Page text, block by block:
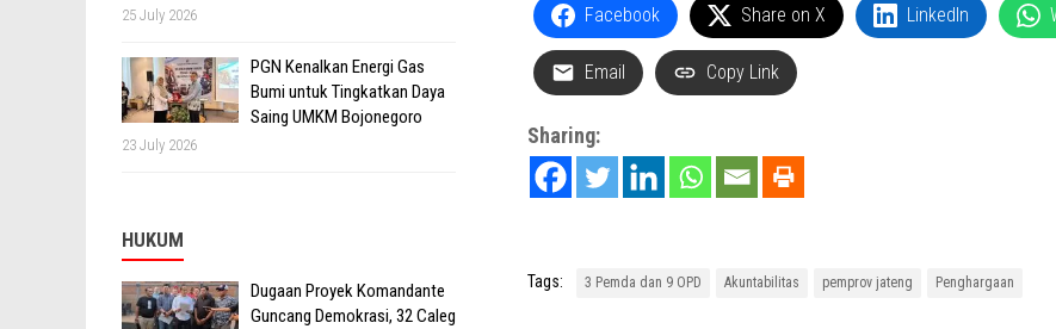
Facebook Share on X LinkedIn
Email Copy Link
Sharing:
Tags: 3 Pemda dan 9 OPD Akuntabilitas pemprov jateng Penghargaan
25 July 2026
PGN Kenalkan Energi Gas
Bumi untuk Tingkatkan Daya
Saing UMKM Bojonegoro
23 July 2026
HUKUM
Dugaan Proyek Komandante
Guncang Demokrasi, 32 Caleg